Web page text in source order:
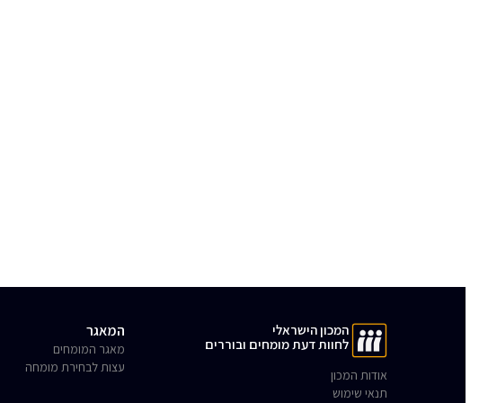
המכון הישראלי
לחוות דעת מומחים ובוררים
אודות המכון
תנאי שימוש
המאגר
מאגר המומחים
עצות לבחירת מומחה